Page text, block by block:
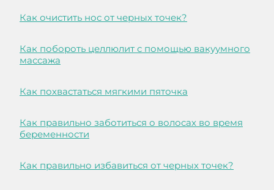
Как очистить нос от черных точек?
Как побороть целлюлит с помощью вакуумного
массажа
Как похвастаться мягкими пяточка
Как правильно заботиться о волосах во время
беременности
Как правильно избавиться от черных точек?